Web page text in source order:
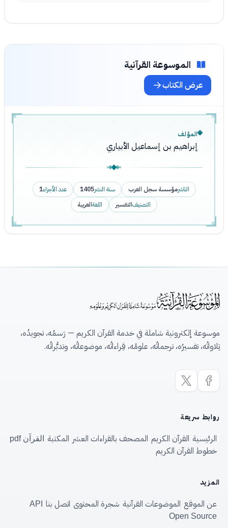
الموسوعة القرآنية
عرض الكتاب
المؤلف
إبراهيم بن إسماعيل الأبياري
الناشرمؤسسة سجل العرب سنة النشر1405 عدد الأجزاء1
التصنيفالتفسير اللغةالعربية
موسوعة إلكترونية شاملة في خدمة القرآن الكريم — رَسمُه، تجويدُه،
تِلاواتُه، تفسيرُه، ترجماتُه، علومُه، قِراءاتُه، موضوعاتُه، وتدبُّراتُه.
روابط سريعة
الرئيسية القرآن الكريم المصحف بالقراءات العشر المكتبة القرآن pdf
خطوط القرآن الكريم
المزيد
عن الموقع الموضوعات القرآنية شجرة المحتوى اتصل بنا
API
Open Source